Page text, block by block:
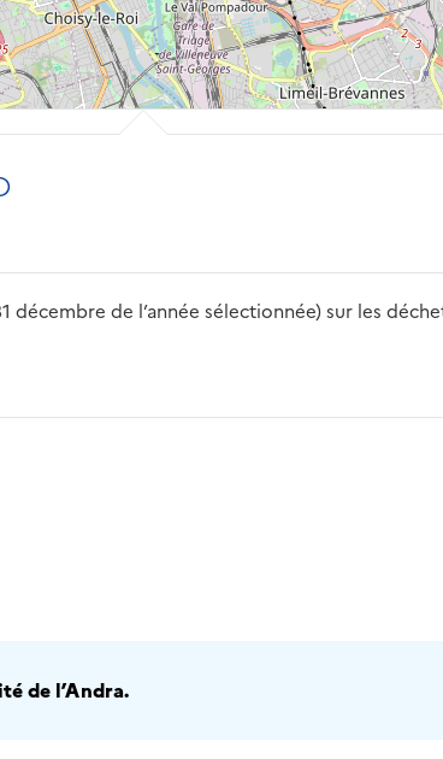
de l’année sélectionnée) sur les
de l’Andra.